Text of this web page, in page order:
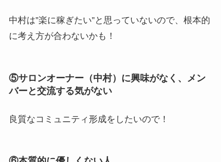
中村は”楽に稼ぎたい”と思っていないので、根本的
に考え方が合わないかも！
⑤サロンオーナー（中村）に興味がなく、メン
バーと交流する気がない
良質なコミュニティ形成をしたいので！